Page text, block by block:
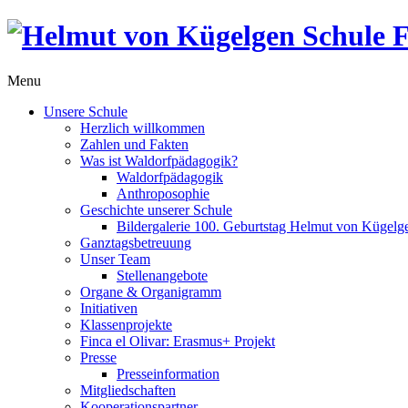
Menu
Unsere Schule
Herzlich willkommen
Zahlen und Fakten
Was ist Waldorfpädagogik?
Waldorfpädagogik
Anthroposophie
Geschichte unserer Schule
Bildergalerie 100. Geburtstag Helmut von
Ganztagsbetreuung
Unser Team
Stellenangebote
Organe & Organigramm
Initiativen
Klassenprojekte
Finca el Olivar: Erasmus+ Projekt
Presse
Presseinformation
Mitgliedschaften